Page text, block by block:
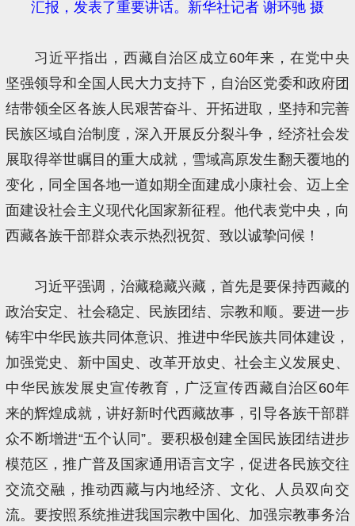
汇报，发表了重要讲话。新华社记者 谢环驰 摄
习近平指出，西藏自治区成立60年来，在党中央
坚强领导和全国人民大力支持下，自治区党委和政府团
结带领全区各族人民艰苦奋斗、开拓进取，坚持和完善
民族区域自治制度，深入开展反分裂斗争，经济社会发
展取得举世瞩目的重大成就，雪域高原发生翻天覆地的
变化，同全国各地一道如期全面建成小康社会、迈上全
面建设社会主义现代化国家新征程。他代表党中央，向
西藏各族干部群众表示热烈祝贺、致以诚挚问候！
习近平强调，治藏稳藏兴藏，首先是要保持西藏的
政治安定、社会稳定、民族团结、宗教和顺。要进一步
铸牢中华民族共同体意识、推进中华民族共同体建设，
加强党史、新中国史、改革开放史、社会主义发展史、
中华民族发展史宣传教育，广泛宣传西藏自治区60年
来的辉煌成就，讲好新时代西藏故事，引导各族干部群
众不断增进“五个认同”。要积极创建全国民族团结进步
模范区，推广普及国家通用语言文字，促进各民族交往
交流交融，推动西藏与内地经济、文化、人员双向交
流。要按照系统推进我国宗教中国化、加强宗教事务治